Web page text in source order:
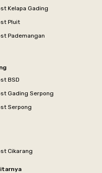
Kelapa Gading
Pluit
Pademangan
BSD
Gading Serpong
Serpong
Cikarang